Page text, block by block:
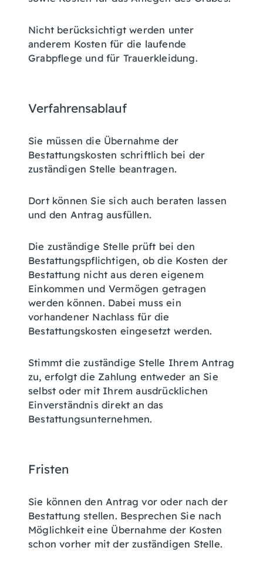
Nicht berücksichtigt werden unter
anderem Kosten für die laufende
Grabpflege und für Trauerkleidung.
Verfahrensablauf
Sie müssen die Übernahme der
Bestattungskosten schriftlich bei der
zuständigen Stelle beantragen.
Dort können Sie sich auch beraten lassen
und den Antrag ausfüllen.
Die zuständige Stelle prüft bei den
Bestattungspflichtigen, ob die Kosten der
Bestattung nicht aus deren eigenem
Einkommen und Vermögen getragen
werden können. Dabei muss ein
vorhandener Nachlass für die
Bestattungskosten eingesetzt werden.
Stimmt die zuständige Stelle Ihrem Antrag
zu, erfolgt die Zahlung entweder an Sie
selbst oder mit Ihrem ausdrücklichen
Einverständnis direkt an das
Bestattungsunternehmen.
Fristen
Sie können den Antrag vor oder nach der
Bestattung stellen. Besprechen Sie nach
Möglichkeit eine Übernahme der Kosten
schon vorher mit der zuständigen Stelle.